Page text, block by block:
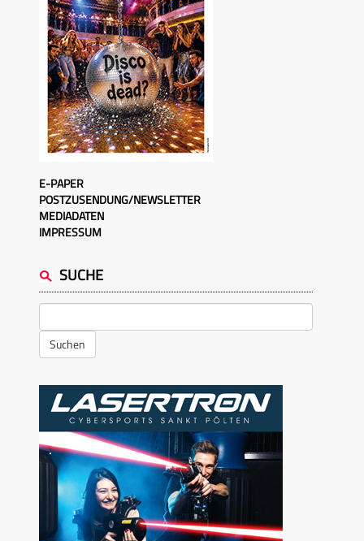
E-PAPER
POSTZUSENDUNG/NEWSLETTER
MEDIADATEN
IMPRESSUM
SUCHE
Suchen